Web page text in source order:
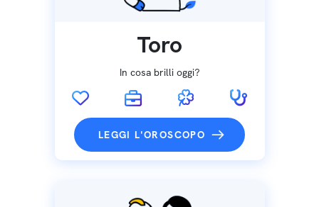
Toro
In cosa brilli oggi?
LEGGI L'OROSCOPO